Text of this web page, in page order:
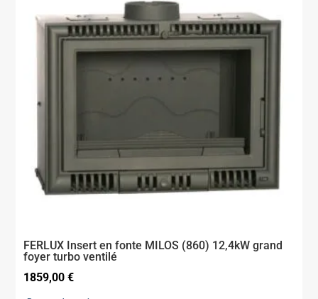
FERLUX Insert en fonte MILOS (860) 12,4kW grand
foyer turbo ventilé
1859,00€